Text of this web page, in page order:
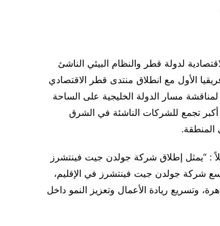
لدولة قطر والنظام البيئي الناشئ
الأول مع انطلاق منتدى قطر الاقتصادي
مسار الدولة الخليجية على الساحة
تجمع للشركات الناشئة في الشرق
: “يمثل إطلاق شركة جولدن جيت فينتشرز
شركة جولدن جيت فينتشرز في الإقليم،
وتسريع ريادة الأعمال وتعزيز النمو داخل